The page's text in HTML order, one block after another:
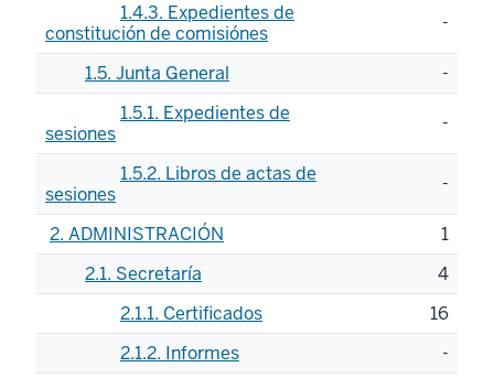
1.4.3. Expedientes de
constitución de comisiónes
-
1.5. Junta General
-
1.5.1. Expedientes de
sesiones
-
1.5.2. Libros de actas de
sesiones
-
2. ADMINISTRACIÓN
1
2.1. Secretaría
4
2.1.1. Certificados
16
2.1.2. Informes
-